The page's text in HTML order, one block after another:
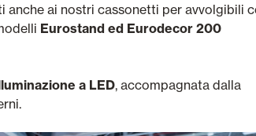
anche ai nostri cassonetti per avvolgibili
Eurostand ed Eurodecor 200
a LED, accompagnata dalla